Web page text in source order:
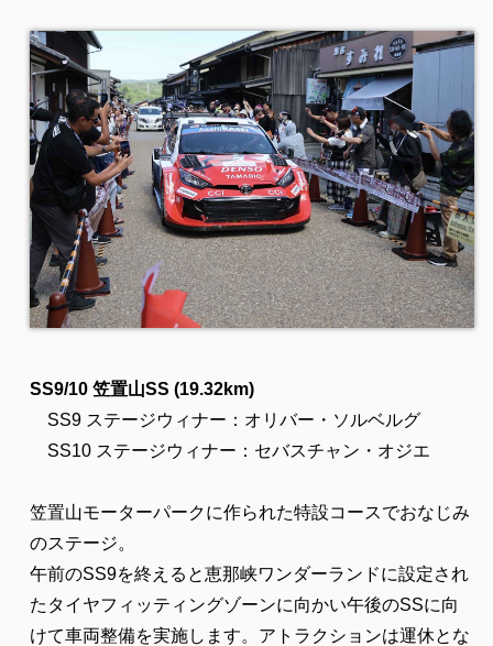
SS9/10 笠置山SS (19.32km)
SS9 ステージウィナー：オリバー・ソルベルグ
SS10 ステージウィナー：セバスチャン・オジエ
笠置山モーターパークに作られた特設コースでおなじみ
のステージ。
午前のSS9を終えると恵那峡ワンダーランドに設定され
たタイヤフィッティングゾーンに向かい午後のSSに向
けて車両整備を実施します。アトラクションは運休とな